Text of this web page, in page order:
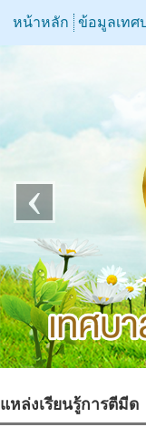
หน้าหลัก ข้อมูลเทศ
‹
แหล่งเรียนรู้การตีมีด